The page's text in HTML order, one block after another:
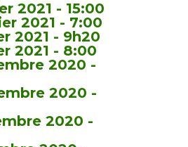
2021 - 15:00
2021 - 7:00
2021 - 9h20
2021 - 8:00
2020 -
2020 -
2020 -